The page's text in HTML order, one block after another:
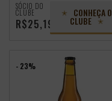
SÓCIO DO
CLUBE
R$25,19
CONHEÇA O
CLUBE
- 23%